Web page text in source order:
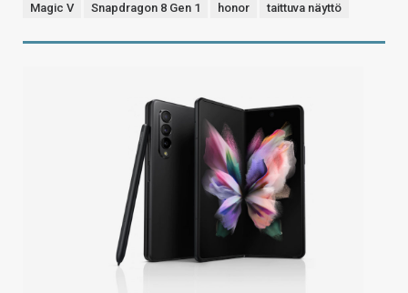
Magic V Snapdragon 8 Gen 1 honor taittuva näyttö